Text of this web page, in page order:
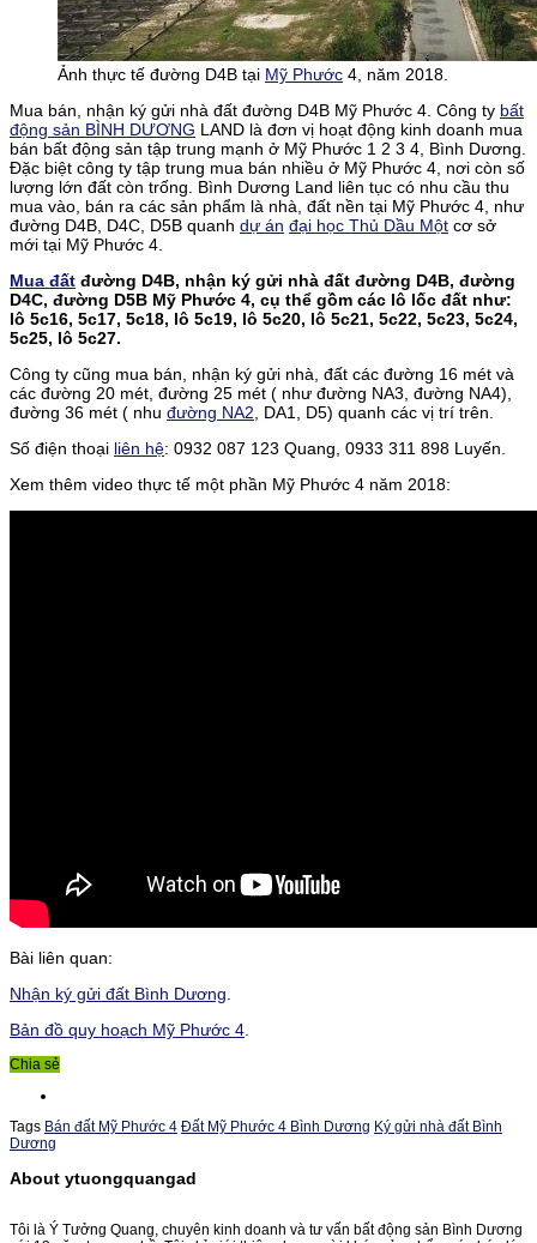
Ảnh thực tế đường D4B tại Mỹ Phước 4, năm 2018.
Mua bán, nhận ký gửi nhà đất đường D4B Mỹ Phước 4. Công ty bất
động sản BÌNH DƯƠNG LAND là đơn vị hoạt động kinh doanh mua
bán bất động sản tập trung mạnh ở Mỹ Phước 1 2 3 4, Bình Dương.
Đặc biệt công ty tập trung mua bán nhiều ở Mỹ Phước 4, nơi còn số
lượng lớn đất còn trống. Bình Dương Land liên tục có nhu cầu thu
mua vào, bán ra các sản phẩm là nhà, đất nền tại Mỹ Phước 4, như
đường D4B, D4C, D5B quanh dự án đại học Thủ Dầu Một cơ sở
mới tại Mỹ Phước 4.
Mua đất đường D4B, nhận ký gửi nhà đất đường D4B, đường
D4C, đường D5B Mỹ Phước 4, cụ thể gồm các lô lốc đất như:
lô 5c16, 5c17, 5c18, lô 5c19, lô 5c20, lô 5c21, 5c22, 5c23, 5c24,
5c25, lô 5c27.
Công ty cũng mua bán, nhận ký gửi nhà, đất các đường 16 mét và
các đường 20 mét, đường 25 mét ( như đường NA3, đường NA4),
đường 36 mét ( nhu đường NA2 , DA1, D5) quanh các vị trí trên.
Số điện thoại liên hệ: 0932 087 123 Quang, 0933 311 898 Luyến.
Xem thêm video thực tế một phần Mỹ Phước 4 năm 2018:
Bài liên quan:
Nhận ký gửi đất Bình Dương
Bản đồ quy hoạch Mỹ Phước 4
Chia sẻ
Tags Bán đất Mỹ Phước 4 Đất Mỹ Phước 4 Bình Dương Ký gửi nhà đất Bình
Dương
About ytuongquangad
Tôi là Ý Tưởng Quang, chuyên kinh doanh và tư vấn bất động sản Bình Dương